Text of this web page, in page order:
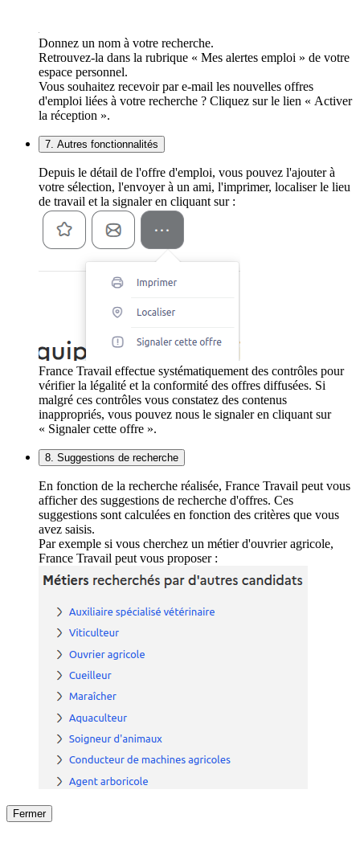
Donnez un nom à votre recherche.
Retrouvez-la dans la rubrique « Mes alertes emploi » de votre
espace personnel.
Vous souhaitez recevoir par e-mail les nouvelles offres
d'emploi liées à votre recherche ? Cliquez sur le lien « Activer
la réception ».
7. Autres fonctionnalités
Depuis le détail de l'offre d'emploi, vous pouvez l'ajouter à
votre sélection, l'envoyer à un ami, l'imprimer, localiser le lieu
de travail et la signaler en cliquant sur :
France Travail effectue systématiquement des contrôles pour
vérifier la légalité et la conformité des offres diffusées. Si
malgré ces contrôles vous constatez des contenus
inappropriés, vous pouvez nous le signaler en cliquant sur
« Signaler cette offre ».
8. Suggestions de recherche
En fonction de la recherche réalisée, France Travail peut vous
afficher des suggestions de recherche d'offres. Ces
suggestions sont calculées en fonction des critères que vous
avez saisis.
Par exemple si vous cherchez un métier d'ouvrier agricole,
France Travail peut vous proposer :
Fermer